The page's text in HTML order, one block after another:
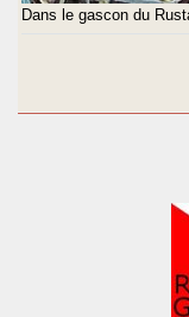
Dans le gascon du